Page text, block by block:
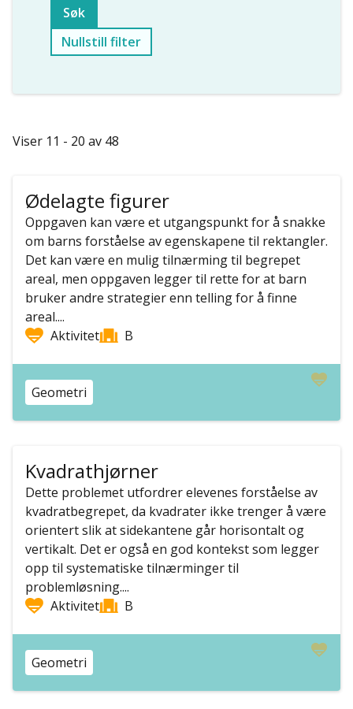
Nullstill filter
Viser 11 - 20 av 48
Ødelagte figurer
Oppgaven kan være et utgangspunkt for å snakke
om barns forståelse av egenskapene til rektangler.
Det kan være en mulig tilnærming til begrepet
areal, men oppgaven legger til rette for at barn
bruker andre strategier enn telling for å finne
areal....
Aktivitet
B
Geometri
Kvadrathjørner
Dette problemet utfordrer elevenes forståelse av
kvadratbegrepet, da kvadrater ikke trenger å være
orientert slik at sidekantene går horisontalt og
vertikalt. Det er også en god kontekst som legger
opp til systematiske tilnærminger til
problemløsning....
Aktivitet
B
Geometri